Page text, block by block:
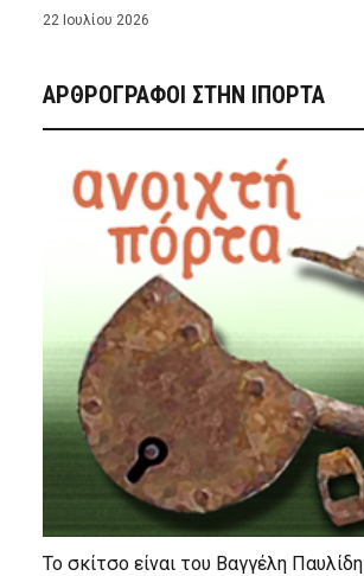
22 Ιουλίου 2026
ΑΡΘΡΟΓΡΑΦΟΙ ΣΤΗΝ IΠΟΡΤΑ
Το σκίτσο είναι του Βαγγέλη Παυλίδη